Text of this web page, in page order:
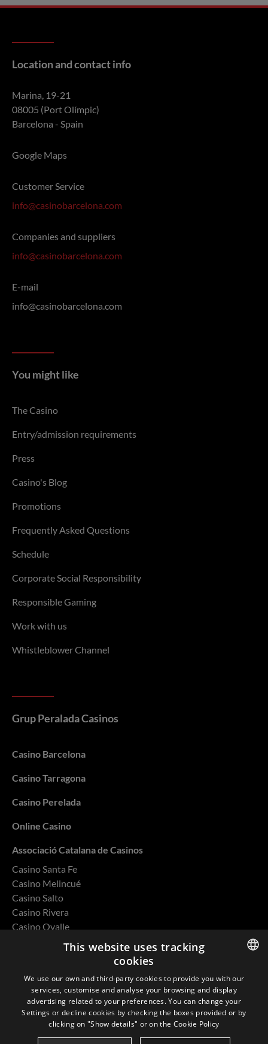
Location and contact info
Marina, 19-21
08005 (Port Olímpic)
Barcelona - Spain
Google Maps
Customer Service
info@casinobarcelona.com
Companies and suppliers
info@casinobarcelona.com
E-mail
info@casinobarcelona.com
You might like
The Casino
Entry/admission requirements
Press
Casino's Blog
Promotions
Frequently Asked Questions
Schedule
Corporate Social Responsibility
Responsible Gaming
Work with us
Whistleblower Channel
Grup Peralada Casinos
Casino Barcelona
Casino Tarragona
Casino Perelada
Online Casino
Associació Catalana de Casinos
Casino Santa Fe
Casino Melincué
Casino Salto
Casino Rivera
Casino Ovalle
Privacy Policy
Cookies
Environmental and Quality Policy
ENGLISH
SPANISH
CATALAN
FRENCH
This website uses tracking
cookies
We use our own and third-party cookies to provide you with our
services, customise and analyse your browsing and display
advertising related to your preferences. You can change your
Settings or decline cookies by checking the boxes provided or by
clicking on "Show details" or on the Cookie Policy